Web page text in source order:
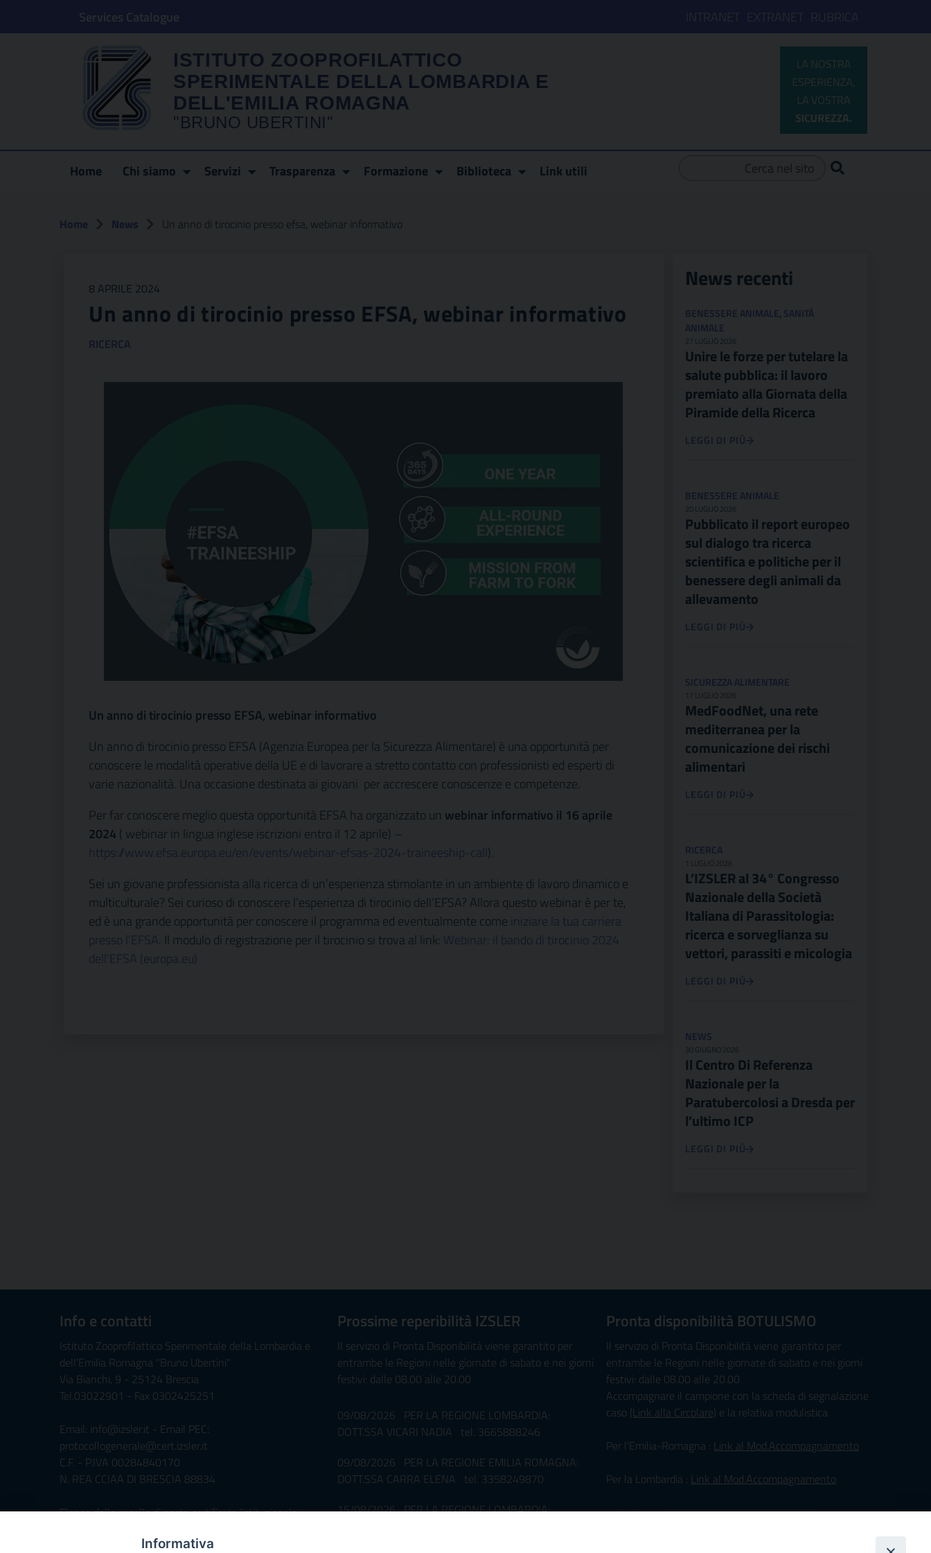
Services Catalogue INTRANET EXTRANET RUBRICA
ISTITUTO ZOOPROFILATTICO
SPERIMENTALE DELLA LOMBARDIA E
DELL'EMILIA ROMAGNA
"BRUNO UBERTINI"
Home Chi siamo Servizi Trasparenza Formazione Biblioteca Link utili
Home News Un anno di tirocinio presso efsa, webinar informativo
8 APRILE 2024
Un anno di tirocinio presso EFSA, webinar informativo
RICERCA
Un anno di tirocinio presso EFSA, webinar informativo
Un anno di tirocinio presso EFSA (Agenzia Europea per la Sicurezza Alimentare) è una opportunità per
conoscere le modalità operative della UE e di lavorare a stretto contatto con professionisti ed esperti di
varie nazionalità. Una occasione destinata ai giovani per accrescere conoscenze e competenze.
Per far conoscere meglio questa opportunità EFSA ha organizzato un webinar informativo il 16 aprile
2024 ( webinar in lingua inglese iscrizioni entro il 12 aprile) –
https://www.efsa.europa.eu/en/events/webinar-efsas-2024-traineeship-call ).
Sei un giovane professionista alla ricerca di un’esperienza stimolante in un ambiente di lavoro dinamico e
multiculturale? Sei curioso di conoscere l’esperienza di tirocinio dell’EFSA? Allora questo webinar è per te,
ed è una grande opportunità per conoscere il programma ed eventualmente come iniziare la tua carriera
presso l’EFSA. Il modulo di registrazione per il tirocinio si trova al link: Webinar: il bando di tirocinio 2024
dell’EFSA (europa.eu)
News recenti
BENESSERE ANIMALE, SANITÀ
ANIMALE
27 LUGLIO 2026
Unire le forze per tutelare la
salute pubblica: il lavoro
premiato alla Giornata della
Piramide della Ricerca
LEGGI DI PIÙ
BENESSERE ANIMALE
20 LUGLIO 2026
Pubblicato il report europeo
sul dialogo tra ricerca
scientifica e politiche per il
benessere degli animali da
allevamento
LEGGI DI PIÙ
SICUREZZA ALIMENTARE
17 LUGLIO 2026
MedFoodNet, una rete
mediterranea per la
comunicazione dei rischi
alimentari
LEGGI DI PIÙ
RICERCA
1 LUGLIO 2026
L’IZSLER al 34° Congresso
Nazionale della Società
Italiana di Parassitologia:
ricerca e sorveglianza su
vettori, parassiti e micologia
LEGGI DI PIÙ
NEWS
30 GIUGNO 2026
Il Centro Di Referenza
Nazionale per la
Paratubercolosi a Dresda per
l’ultimo ICP
LEGGI DI PIÙ
Info e contatti
Istituto Zooprofilattico Sperimentale della Lombardia e
dell'Emilia Romagna "Bruno Ubertini"
Via Bianchi, 9 - 25124 Brescia
Tel.03022901 - Fax 0302425251
Email: info@izsler.it - Email PEC:
protocollogenerale@cert.izsler.it
C.F. - P.IVA 00284840170
N. REA CCIAA DI BRESCIA 88834
Elenco delle caselle di posta certificata/istituzionale
Servizio di Foresteria »
Prossime reperibilità IZSLER
Il servizio di Pronta Disponibilità viene garantito per
entrambe le Regioni nelle giornate di sabato e nei giorni
festivi: dalle 08.00 alle 20.00
09/08/2026 PER LA REGIONE LOMBARDIA:
DOTT.SSA VICARI NADIA tel. 3665888246
09/08/2026 PER LA REGIONE EMILIA ROMAGNA:
DOTT.SSA CARRA ELENA tel. 3358249870
15/08/2026 PER LA REGIONE LOMBARDIA:
Pronta disponibilità BOTULISMO
Il servizio di Pronta Disponibilità viene garantito per
entrambe le Regioni nelle giornate di sabato e nei giorni
festivi: dalle 08.00 alle 20.00
Accompagnare il campione con la scheda di segnalazione
caso (Link alla Circolare) e la relativa modulistica
Per l'Emilia-Romagna : Link al Mod.Accompagnamento
Per la Lombardia : Link al Mod.Accompagnamento
08/08/2026 PER LA REGIONE LOMBARDIA:
Informativa